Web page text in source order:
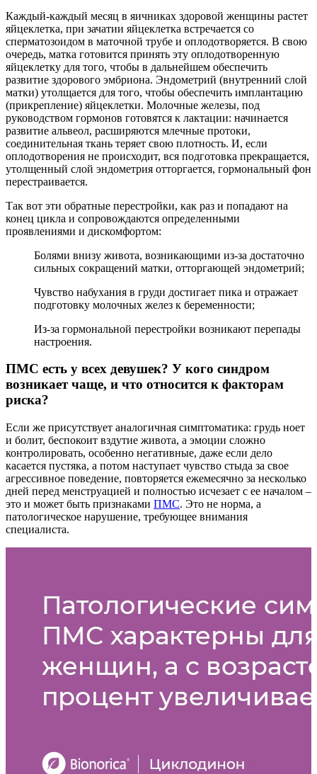
Каждый-каждый месяц в яичниках здоровой женщины растет
яйцеклетка, при зачатии яйцеклетка встречается со
сперматозоидом в маточной трубе и оплодотворяется. В свою
очередь, матка готовится принять эту оплодотворенную
яйцеклетку для того, чтобы в дальнейшем обеспечить
развитие здорового эмбриона. Эндометрий (внутренний слой
матки) утолщается для того, чтобы обеспечить имплантацию
(прикрепление) яйцеклетки. Молочные железы, под
руководством гормонов готовятся к лактации: начинается
развитие альвеол, расширяются млечные протоки,
соединительная ткань теряет свою плотность. И, если
оплодотворения не происходит, вся подготовка прекращается,
утолщенный слой эндометрия отторгается, гормональный фон
перестраивается.
Так вот эти обратные перестройки, как раз и попадают на
конец цикла и сопровождаются определенными
проявлениями и дискомфортом:
Болями внизу живота, возникающими из-за достаточно
сильных сокращений матки, отторгающей эндометрий;
Чувство набухания в груди достигает пика и отражает
подготовку молочных желез к беременности;
Из-за гормональной перестройки возникают перепады
настроения.
ПМС есть у всех девушек? У кого синдром
возникает чаще, и что относится к факторам
риска?
Если же присутствует аналогичная симптоматика: грудь ноет
и болит, беспокоит вздутие живота, а эмоции сложно
контролировать, особенно негативные, даже если дело
касается пустяка, а потом наступает чувство стыда за свое
агрессивное поведение, повторяется ежемесячно за несколько
дней перед менструацией и полностью исчезает с ее началом –
это и может быть признаками ПМС. Это не норма, а
патологическое нарушение, требующее внимания
специалиста.